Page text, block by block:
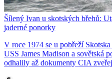
Šílený Ivan u skotských břehů:
jaderné ponorky
V roce 1974 se u pobřeží
USS James Madison a sovětská
odhalily až dokumenty CIA